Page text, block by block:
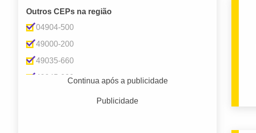
Outros CEPs na região
04904-500
49000-200
49035-660
49045-000Continua após a publicidade
Publicidade